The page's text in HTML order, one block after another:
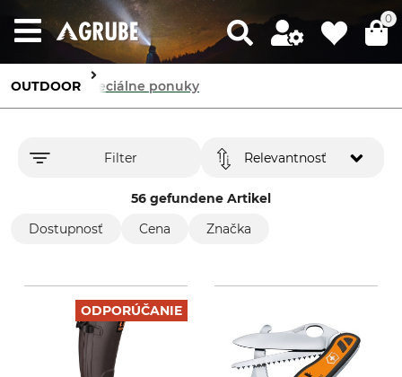
0
OUTDOOR Špeciálne ponuky
Filter
56 gefundene Artikel
Relevantnosť
Dostupnosť Cena Značka
ODPORÚČANIE